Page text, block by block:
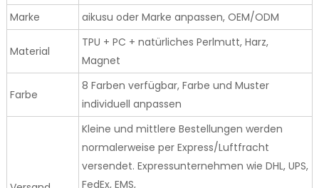
Marke
aikusu oder Marke anpassen, OEM/ODM
Material
TPU + PC + natürliches Perlmutt, Harz,
Magnet
Farbe
8 Farben verfügbar, Farbe und Muster
individuell anpassen
Kleine und mittlere Bestellungen werden
normalerweise per Express/Luftfracht
versendet. Expressunternehmen wie DHL, UPS,
FedEx, EMS,